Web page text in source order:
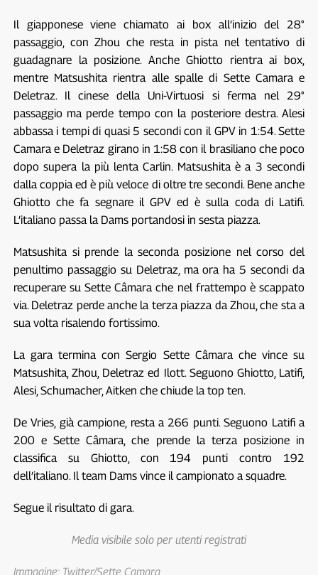
Il giapponese viene chiamato ai box all’inizio del 28°
passaggio, con Zhou che resta in pista nel tentativo di
guadagnare la posizione. Anche Ghiotto rientra ai box,
mentre Matsushita rientra alle spalle di Sette Camara e
Deletraz. Il cinese della Uni-Virtuosi si ferma nel 29°
passaggio ma perde tempo con la posteriore destra. Alesi
abbassa i tempi di quasi 5 secondi con il GPV in 1:54. Sette
Camara e Deletraz girano in 1:58 con il brasiliano che poco
dopo supera la più lenta Carlin. Matsushita è a 3 secondi
dalla coppia ed è più veloce di oltre tre secondi. Bene anche
Ghiotto che fa segnare il GPV ed è sulla coda di Latifi.
L’italiano passa la Dams portandosi in sesta piazza.
Matsushita si prende la seconda posizione nel corso del
penultimo passaggio su Deletraz, ma ora ha 5 secondi da
recuperare su Sette Câmara che nel frattempo è scappato
via. Deletraz perde anche la terza piazza da Zhou, che sta a
sua volta risalendo fortissimo.
La gara termina con Sergio Sette Câmara che vince su
Matsushita, Zhou, Deletraz ed Ilott. Seguono Ghiotto, Latifi,
Alesi, Schumacher, Aitken che chiude la top ten.
De Vries, già campione, resta a 266 punti. Seguono Latifi a
200 e Sette Câmara, che prende la terza posizione in
classifica su Ghiotto, con 194 punti contro 192
dell’italiano. Il team Dams vince il campionato a squadre.
Segue il risultato di gara.
Media visibile solo per utenti registrati
Immagine: Twitter/Sette Camara